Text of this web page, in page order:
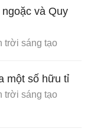
và Quy
trời sáng tạo
một số hữu tỉ
trời sáng tạo